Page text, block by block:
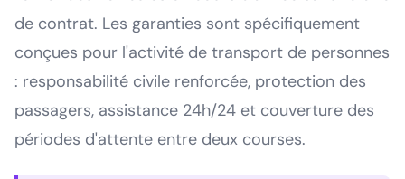
de contrat. Les garanties sont spécifiquement
conçues pour l'activité de transport de personnes
: responsabilité civile renforcée, protection des
passagers, assistance 24h/24 et couverture des
périodes d'attente entre deux courses.